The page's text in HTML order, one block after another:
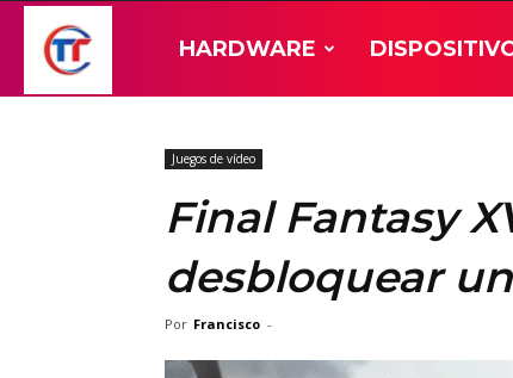
HARDWARE
Juegos de vídeo
Final Fantasy
desbloquear
Por Francisco -